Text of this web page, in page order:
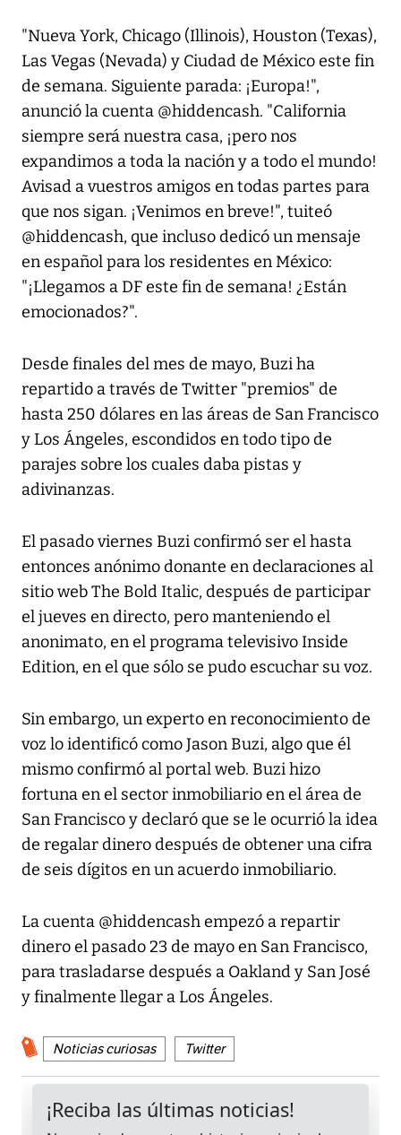
"Nueva York, Chicago (Illinois), Houston (Texas),
Las Vegas (Nevada) y Ciudad de México este fin
de semana. Siguiente parada: ¡Europa!",
anunció la cuenta @hiddencash. "California
siempre será nuestra casa, ¡pero nos
expandimos a toda la nación y a todo el mundo!
Avisad a vuestros amigos en todas partes para
que nos sigan. ¡Venimos en breve!", tuiteó
@hiddencash, que incluso dedicó un mensaje
en español para los residentes en México:
"¡Llegamos a DF este fin de semana! ¿Están
emocionados?".
Desde finales del mes de mayo, Buzi ha
repartido a través de Twitter "premios" de
hasta 250 dólares en las áreas de San Francisco
y Los Ángeles, escondidos en todo tipo de
parajes sobre los cuales daba pistas y
adivinanzas.
El pasado viernes Buzi confirmó ser el hasta
entonces anónimo donante en declaraciones al
sitio web The Bold Italic, después de participar
el jueves en directo, pero manteniendo el
anonimato, en el programa televisivo Inside
Edition, en el que sólo se pudo escuchar su voz.
Sin embargo, un experto en reconocimiento de
voz lo identificó como Jason Buzi, algo que él
mismo confirmó al portal web. Buzi hizo
fortuna en el sector inmobiliario en el área de
San Francisco y declaró que se le ocurrió la idea
de regalar dinero después de obtener una cifra
de seis dígitos en un acuerdo inmobiliario.
La cuenta @hiddencash empezó a repartir
dinero el pasado 23 de mayo en San Francisco,
para trasladarse después a Oakland y San José
y finalmente llegar a Los Ángeles.
Noticias curiosas Twitter